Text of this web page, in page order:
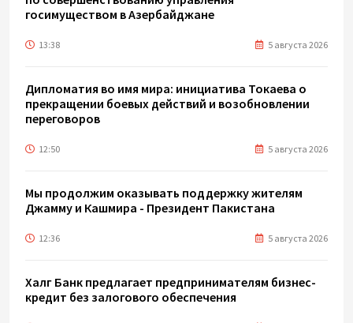
госимуществом в Азербайджане
13:38 5 августа 2026
Дипломатия во имя мира: инициатива Токаева о
прекращении боевых действий и возобновлении
переговоров
12:50 5 августа 2026
Мы продолжим оказывать поддержку жителям
Джамму и Кашмира - Президент Пакистана
12:36 5 августа 2026
Халг Банк предлагает предпринимателям бизнес-
кредит без залогового обеспечения